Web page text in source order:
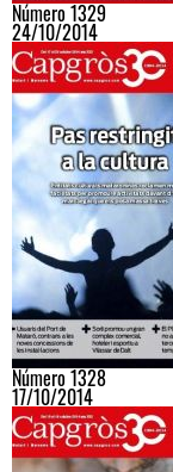
Número 1329
24/10/2014
Número 1328
17/10/2014